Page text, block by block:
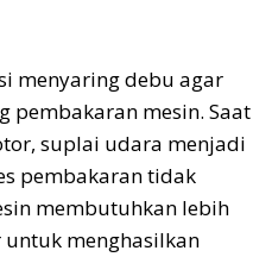
menyaring debu agar
pembakaran mesin. Saat
suplai udara menjadi
pembakaran tidak
membutuhkan lebih
menghasilkan